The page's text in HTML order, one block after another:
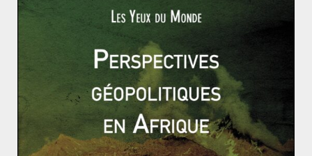
Pourtant rapidement le système est remis en question :
solution dérivée à la crise de 1929, celui-ci est accusé
d’être déshumanisant, gage d’un non-épanouissement
des ouvriers, inefficace face à l’apparition d’une
demande de différenciation de la part des ménages au
début des années 1970. La mauvaise qualité se
développe, l’absentéisme et le turn over atteignent des
niveaux records, la fin du fordisme est alors prononcée.